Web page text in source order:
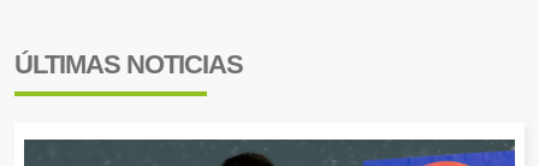
ÚLTIMAS NOTICIAS